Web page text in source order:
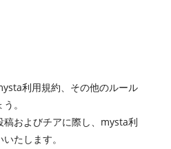
利用規約、その他のルール
。
稿およびチアに際し、mysta利
たします。